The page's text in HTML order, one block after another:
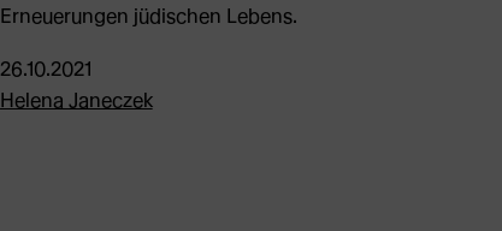
Erneuerungen jüdischen Lebens.
26.10.2021
Helena Janeczek